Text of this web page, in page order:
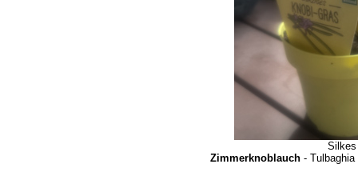
Zimmerknoblauch- Tulbaghia